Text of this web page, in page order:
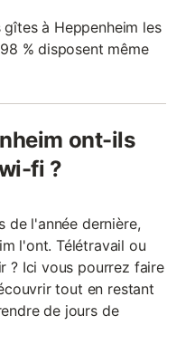
gîtes à Heppenheim les
% disposent même
ont-ils
fi ?
de l'année dernière,
l'ont. Télétravail ou
? Ici vous pourrez faire
tout en restant
de jours de